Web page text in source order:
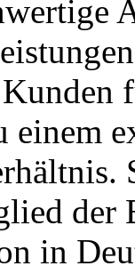
einem
der
in